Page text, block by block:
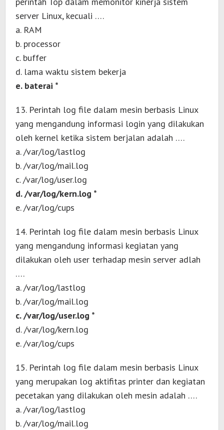
server Linux, kecuali ….
a. RAM
b. processor
c. buffer
d. lama waktu sistem bekerja
e. baterai *
13. Perintah log file dalam mesin berbasis Linux
yang mengandung informasi login yang dilakukan
oleh kernel ketika sistem berjalan adalah ….
a. /var/log/lastlog
b. /var/log/mail.log
c. /var/log/user.log
d. /var/log/kern.log *
e. /var/log/cups
14. Perintah log file dalam mesin berbasis Linux
yang mengandung informasi kegiatan yang
dilakukan oleh user terhadap mesin server adlah
….
a. /var/log/lastlog
b. /var/log/mail.log
c. /var/log/user.log *
d. /var/log/kern.log
e. /var/log/cups
15. Perintah log file dalam mesin berbasis Linux
yang merupakan log aktifitas printer dan kegiatan
pecetakan yang dilakukan oleh mesin adalah ….
a. /var/log/lastlog
b. /var/log/mail.log